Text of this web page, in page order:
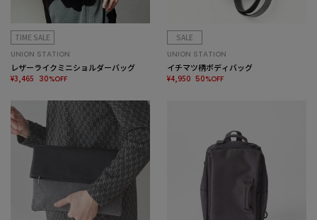
TIME SALE
UNION STATION
レザーライクミニショルダーバッグ
¥3,465 30%OFF
SALE
UNION STATION
イチマツ柄ボディバッグ
¥4,950 50%OFF